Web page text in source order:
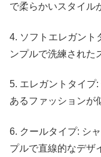
で柔らかいスタイル
4. ソフトエレガント
ンプルで洗練された
5. エレガントタイプ
あるファッションが
6. クールタイプ: シ
プルで直線的なデザ